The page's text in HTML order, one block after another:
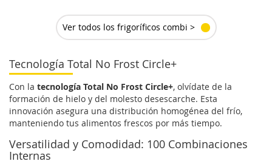
Ver todos los frigoríficos combi >
Tecnología Total No Frost Circle+
Con la tecnología Total No Frost Circle+, olvídate de la
formación de hielo y del molesto desescarche. Esta
innovación asegura una distribución homogénea del frío,
manteniendo tus alimentos frescos por más tiempo.
Versatilidad y Comodidad: 100 Combinaciones
Internas